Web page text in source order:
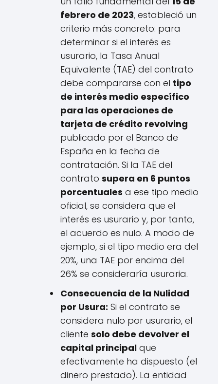
febrero de 2023, estableció un
criterio más concreto: para
determinar si el interés es
usurario, la Tasa Anual
Equivalente (TAE) del contrato
debe compararse con el tipo
de interés medio específico
para las operaciones de
tarjeta de crédito revolving
publicado por el Banco de
España en la fecha de
contratación. Si la TAE del
contrato supera en 6 puntos
porcentuales a ese tipo medio
oficial, se considera que el
interés es usurario y, por tanto,
el acuerdo es nulo. A modo de
ejemplo, si el tipo medio era del
20%, una TAE por encima del
26% se consideraría usuraria.
Consecuencia de la Nulidad
por Usura: Si el contrato se
considera nulo por usurario, el
cliente solo debe devolver el
capital principal que
efectivamente ha dispuesto (el
dinero prestado). La entidad